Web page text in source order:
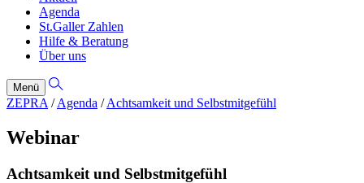
Agenda
St.Galler Zahlen
Hilfe & Beratung
Über uns
Menü
ZEPRA / Agenda / Achtsamkeit und Selbstmitgefühl
Webinar
Achtsamkeit und Selbstmitgefühl